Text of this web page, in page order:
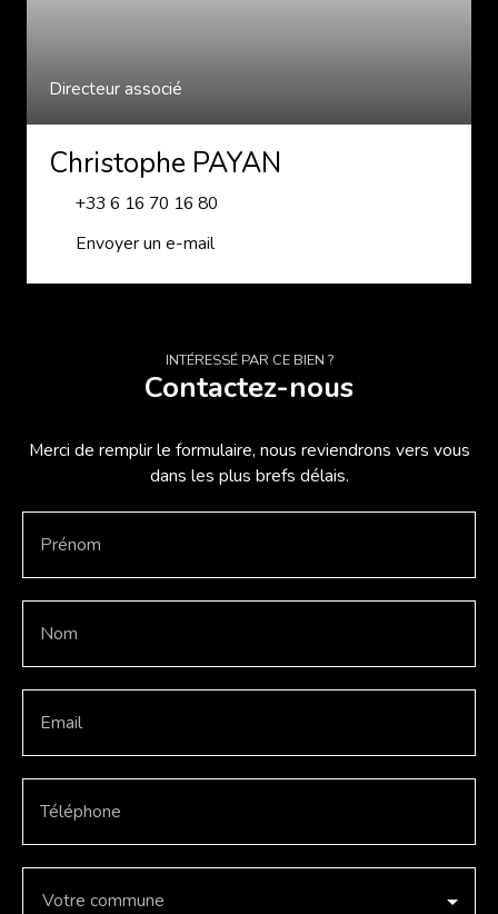
Directeur associé
Christophe PAYAN
+33 6 16 70 16 80
Envoyer un e-mail
INTÉRESSÉ PAR CE BIEN ?
Contactez-nous
Merci de remplir le formulaire, nous reviendrons vers vous
dans les plus brefs délais.
Prénom
Nom
Email
Téléphone
Votre commune